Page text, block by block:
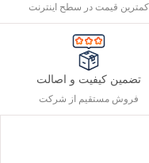
کمترین قیمت در سطح اینترنت
تضمین کیفیت و اصالت
فروش مستقیم از شرکت